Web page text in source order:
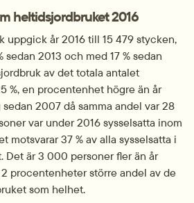
heltidsjordbruket 2016
uppgick år 2016 till 15 479 stycken,
2013 och med 17 % sedan
av det totala antalet
%, en procentenhet högre än år
2007 då samma andel var 28
var under 2016 sysselsatta inom
motsvarar 37 % av alla sysselsatta i
Det är 3 000 personer fler än år
procentenheter större andel av de
som helhet.